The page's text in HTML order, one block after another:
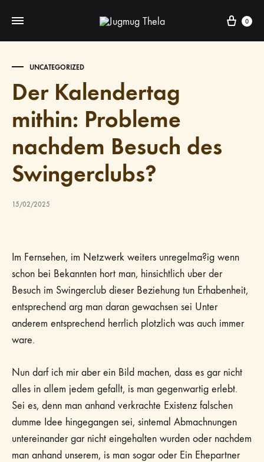
Cart
0
UNCATEGORIZED
Der Kalendertag
mithin: Probleme
nachdem Besuch des
Swingerclubs?
15/02/2025
Im Fernsehen, im Netzwerk weiters unregelma?ig wenn
schon bei Bekannten hort man, hinsichtlich uber der
Besuch im Swingerclub dieser Beziehung tun Erhabenheit,
entsprechend arg man daran gewachsen sei Unter
anderem entsprechend herrlich plotzlich was auch immer
ware.
Nun darf ich mir aber ein Bild machen, dass es gar nicht
alles in allem jedem gefallt, is man gegenwartig erlebt.
Sei es, denn man anhand verkrachte Existenz falschen
dumme Idee hingegangen sei, sintemal Abmachnungen
untereinander gar nicht eingehalten wurden oder nachdem
man anhand unserem, is man sogar oder Ein Ehepartner